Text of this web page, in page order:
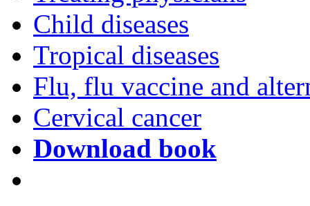
Child diseases
Tropical diseases
Flu, flu vaccine and
Cervical cancer
Download book